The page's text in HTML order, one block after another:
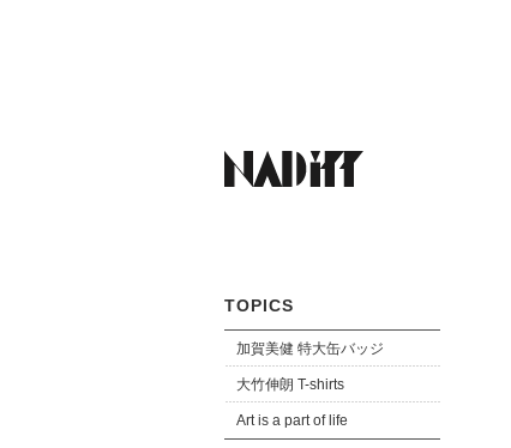
TOPICS
加賀美健 特大缶バッジ
大竹伸朗 T-shirts
Art is a part of life